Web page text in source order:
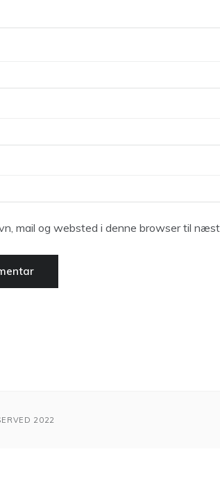
mail og websted i denne browser til
2022